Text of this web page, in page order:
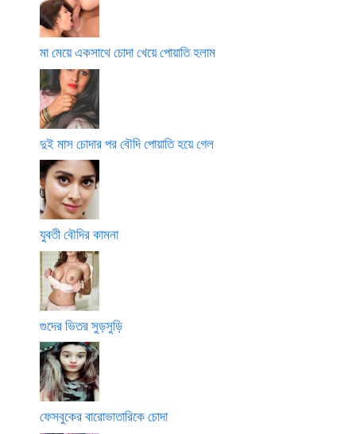
মা মেয়ে একসাথে চোদা খেয়ে পোয়াতি হলাম
দুই মাস চোদার পর বৌদি পোয়াতি হয়ে গেল
যুবতী বৌদির কামনা
গুদের ভিতর সুড়সুড়ি
ফেসবুকের বারোভাতারিকে চোদা